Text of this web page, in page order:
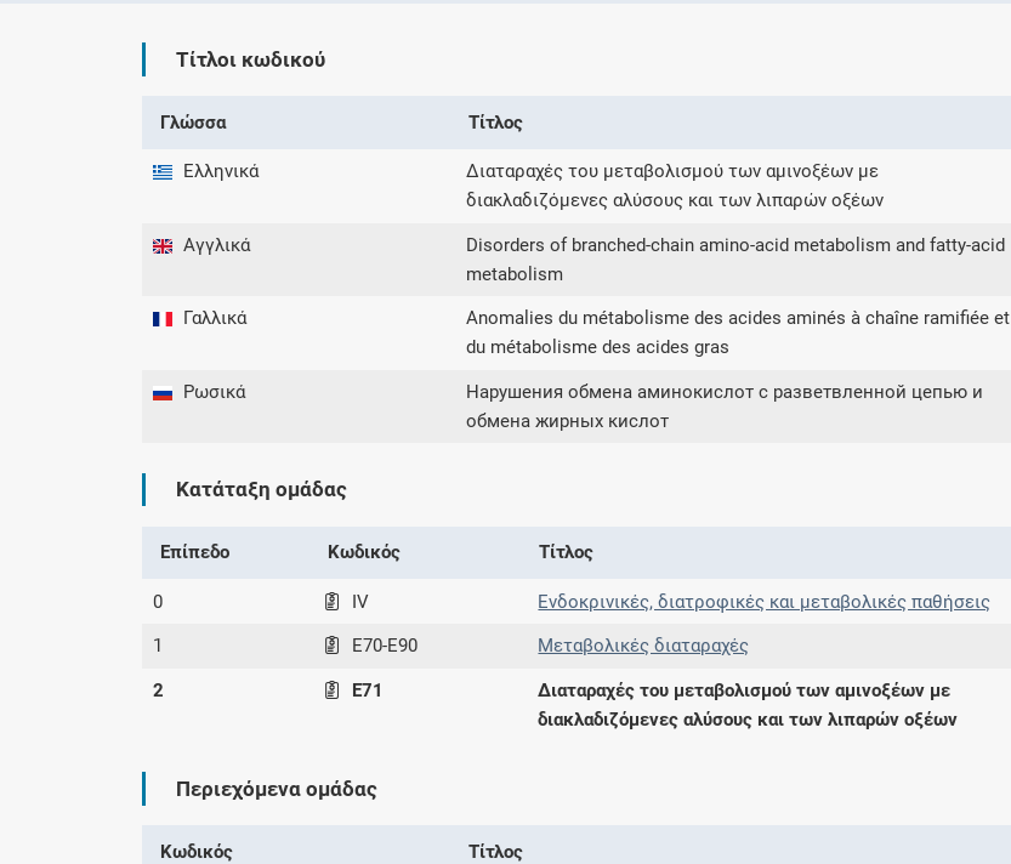
Συνδρομές
Μάθετε περισσότερα για τα οφέλη και τις
επιπλέον παροχές των συνδρομητικών
Γνωρίζατε ότι...
πορείας του Galinos.gr από το 2011 μέχρι
σήμερα
Τίτλοι κωδικού
Γλώσσα Τίτλος
Ελληνικά
Διαταραχές του μεταβολισμού των αμινοξέων με
διακλαδιζόμενες αλύσους και των λιπαρών οξέων
Αγγλικά
Disorders of branched-chain amino-acid metabolism and fatty-acid
metabolism
Γαλλικά
Anomalies du métabolisme des acides aminés à chaîne ramifiée et
du métabolisme des acides gras
Ρωσικά
Нарушения обмена аминокислот с разветвленной цепью и
обмена жирных кислот
Κατάταξη ομάδας
Επίπεδο Κωδικός Τίτλος
0 IV Ενδοκρινικές, διατροφικές και μεταβολικές παθήσεις
1 E70-E90 Μεταβολικές διαταραχές
2 E71
Διαταραχές του μεταβολισμού των αμινοξέων με
διακλαδιζόμενες αλύσους και των λιπαρών οξέων
Περιεχόμενα ομάδας
Κωδικός Τίτλος